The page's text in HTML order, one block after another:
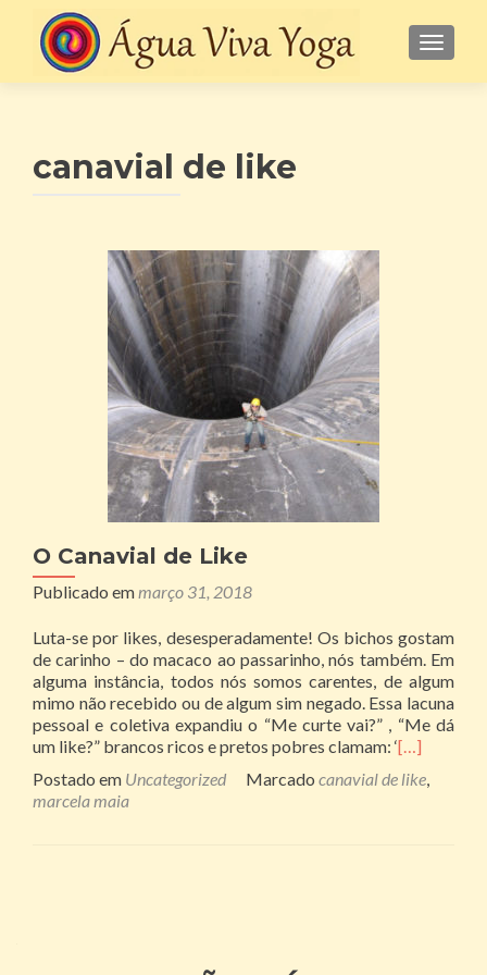
canavial de like
O Canavial de Like
Publicado emmarço 31, 2018
Luta-se por likes, desesperadamente! Os bichos gostam
de carinho – do macaco ao passarinho, nós também. Em
alguma instância, todos nós somos carentes, de algum
mimo não recebido ou de algum sim negado. Essa lacuna
pessoal e coletiva expandiu o “Me curte vai?” , “Me dá
um like?” brancos ricos e pretos pobres clamam: ‘[…]
Postado em Uncategorized Marcado canavial de like,
marcela maia